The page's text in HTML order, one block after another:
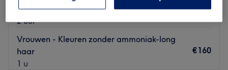
long
2 uur
€130
Vrouwen - Kleuren zonder ammoniak-long
haar
1 u
€160